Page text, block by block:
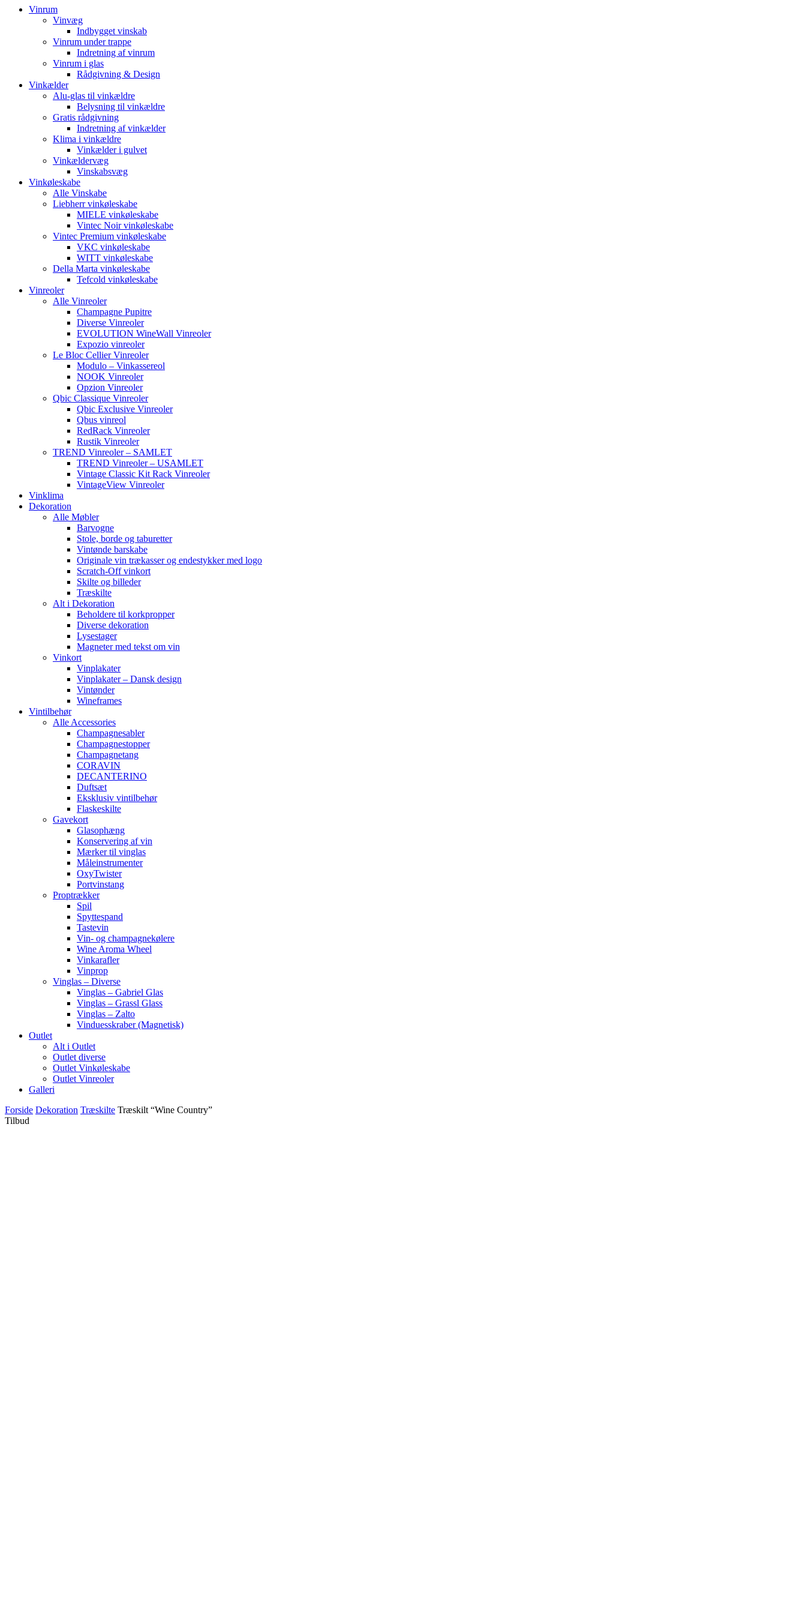
Vinrum
Vinvæg
Indbygget vinskab
Vinrum under trappe
Indretning af vinrum
Vinrum i glas
Rådgivning & Design
Vinkælder
Alu-glas til vinkældre
Belysning til vinkældre
Gratis rådgivning
Indretning af vinkælder
Klima i vinkældre
Vinkælder i gulvet
Vinkældervæg
Vinskabsvæg
Vinkøleskabe
Alle Vinskabe
Liebherr vinkøleskabe
MIELE vinkøleskabe
Vintec Noir vinkøleskabe
Vintec Premium vinkøleskabe
VKC vinkøleskabe
WITT vinkøleskabe
Della Marta vinkøleskabe
Tefcold vinkøleskabe
Vinreoler
Alle Vinreoler
Champagne Pupitre
Diverse Vinreoler
EVOLUTION WineWall Vinreoler
Expozio vinreoler
Le Bloc Cellier Vinreoler
Modulo – Vinkassereol
NOOK Vinreoler
Opzion Vinreoler
Qbic Classique Vinreoler
Qbic Exclusive Vinreoler
Qbus vinreol
RedRack Vinreoler
Rustik Vinreoler
TREND Vinreoler – SAMLET
TREND Vinreoler – USAMLET
Vintage Classic Kit Rack Vinreoler
VintageView Vinreoler
Vinklima
Dekoration
Alle Møbler
Barvogne
Stole, borde og taburetter
Vintønde barskabe
Originale vin trækasser og endestykker med logo
Scratch-Off vinkort
Skilte og billeder
Træskilte
Alt i Dekoration
Beholdere til korkpropper
Diverse dekoration
Lysestager
Magneter med tekst om vin
Vinkort
Vinplakater
Vinplakater – Dansk design
Vintønder
Wineframes
Vintilbehør
Alle Accessories
Champagnesabler
Champagnestopper
Champagnetang
CORAVIN
DECANTERINO
Duftsæt
Eksklusiv vintilbehør
Flaskeskilte
Gavekort
Glasophæng
Konservering af vin
Mærker til vinglas
Måleinstrumenter
OxyTwister
Portvinstang
Proptrækker
Spil
Spyttespand
Tastevin
Vin- og champagnekølere
Wine Aroma Wheel
Vinkarafler
Vinprop
Vinglas – Diverse
Vinglas – Gabriel Glas
Vinglas – Grassl Glass
Vinglas – Zalto
Vinduesskraber (Magnetisk)
Outlet
Alt i Outlet
Outlet diverse
Outlet Vinkøleskabe
Outlet Vinreoler
Galleri
Forside Dekoration Træskilte Træskilt “Wine Country”
Tilbud